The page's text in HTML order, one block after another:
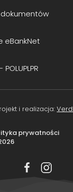
eBankNet
POLUPLPR
i realizacja:
prywatności